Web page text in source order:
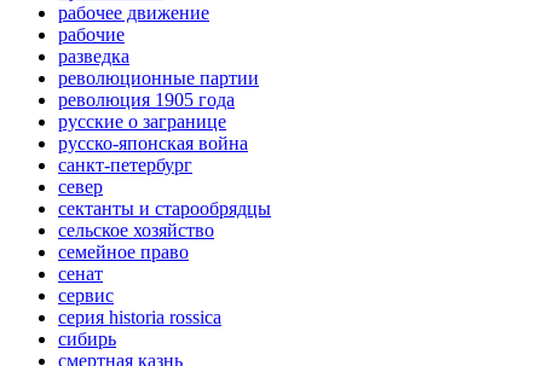
рабочее движение
рабочие
разведка
революционные партии
революция 1905 года
русские о загранице
русско-японская война
санкт-петербург
север
сектанты и старообрядцы
сельское хозяйство
семейное право
сенат
сервис
серия historia rossica
сибирь
смертная казнь